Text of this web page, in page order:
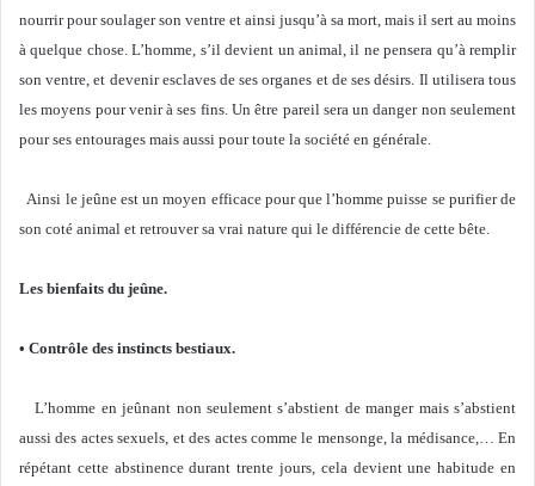
nourrir pour soulager son ventre et ainsi jusqu’à sa mort, mais il sert au moins
à quelque chose. L’homme, s’il devient un animal, il ne pensera qu’à remplir
son ventre, et devenir esclaves de ses organes et de ses désirs. Il utilisera tous
les moyens pour venir à ses fins. Un être pareil sera un danger non seulement
pour ses entourages mais aussi pour toute la société en générale.
Ainsi le jeûne est un moyen efficace pour que l’homme puisse se purifier de
son coté animal et retrouver sa vrai nature qui le différencie de cette bête.
Les bienfaits du jeûne.
• Contrôle des instincts bestiaux.
L’homme en jeûnant non seulement s’abstient de manger mais s’abstient
aussi des actes sexuels, et des actes comme le mensonge, la médisance,… En
répétant cette abstinence durant trente jours, cela devient une habitude en